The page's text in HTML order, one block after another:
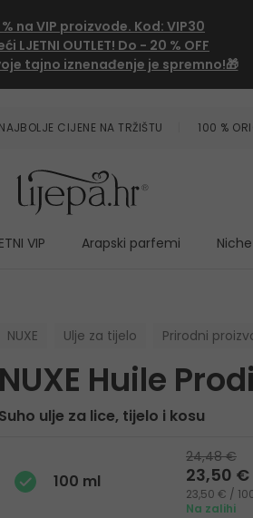
na VIP proizvode. Kod: VIP30
LJETNI OUTLET! Do - 20 % OFF
tajno iznenađenje je spremno!🎁
NAJBOLJE CIJENE NA TRŽIŠTU 100 %
VIP Arapski parfemi Niche
NUXE Ulje za tijelo Prirodni
NUXE Huile
Suho ulje za lice, tijelo i kosu
100 ml
24,48 €
23,50 €
23,50 € /
Na zalihi